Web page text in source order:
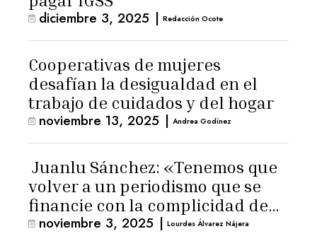
diciembre 3, 2025 | Redacción Ocote
Cooperativas de mujeres
desafían la desigualdad en el
trabajo de cuidados y del hogar
noviembre 13, 2025 | Andrea Godínez
Juanlu Sánchez: «Tenemos que
volver a un periodismo que se
financie con la complicidad de
los lectores»
noviembre 3, 2025 | Lourdes Álvarez Nájera